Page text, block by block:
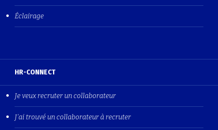
Éclairage
HR-CONNECT
Je veux recruter un collaborateur
J'ai trouvé un collaborateur à recruter